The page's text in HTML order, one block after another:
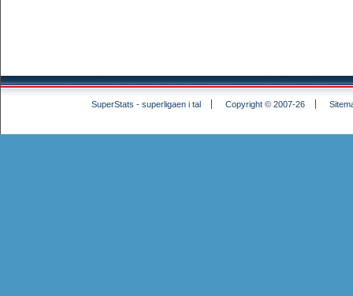
SuperStats - superligaen i tal Copyright © 2007-26